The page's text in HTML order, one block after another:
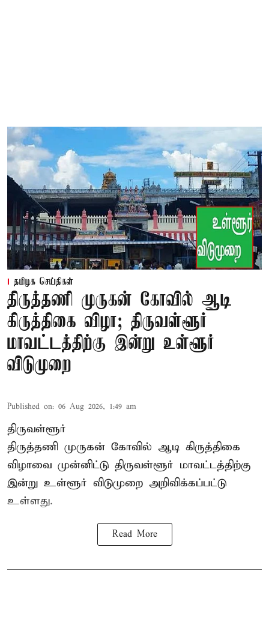
தமிழக செய்திகள்
திருத்தணி முருகன் கோவில் ஆடி
கிருத்திகை விழா; திருவள்ளூர்
மாவட்டத்திற்கு இன்று உள்ளூர்
விடுமுறை
Published on: 06 Aug 2026, 1:49 am
திருவள்ளூர்
திருத்தணி முருகன் கோவில் ஆடி கிருத்திகை
விழாவை முன்னிட்டு திருவள்ளூர் மாவட்டத்திற்கு
இன்று உள்ளூர் விடுமுறை அறிவிக்கப்பட்டு
உள்ளது.
Read More